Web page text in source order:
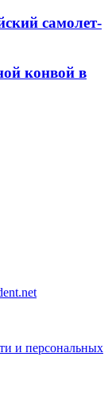
самолет-
конвой в
и персональных